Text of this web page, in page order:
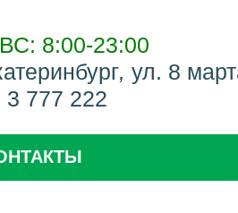
8:00-23:00
, ул. 8
3 777 222